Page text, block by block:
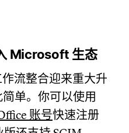
Microsoft 生态
流整合迎来重大升
单。你可以使用
账号快速注册